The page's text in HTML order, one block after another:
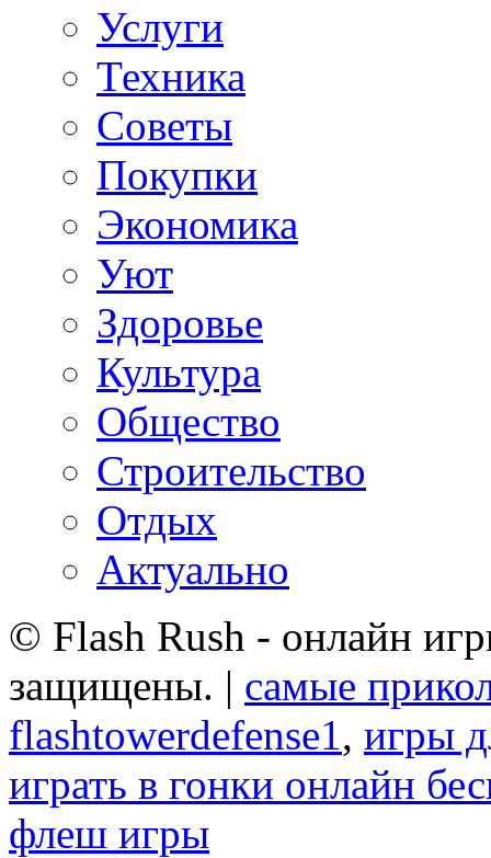
Услуги
Техника
Советы
Покупки
Экономика
Уют
Здоровье
Культура
Общество
Строительство
Отдых
Актуально
© Flash Rush - онлайн
защищены. | самые
flashtowerdefense1, игры
играть в гонки онлайн
флеш игры